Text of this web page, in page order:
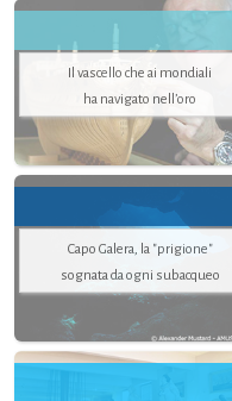
Il vascello che ai mondiali
ha navigato nell’oro
Capo Galera, la "prigione"
sognata da ogni subacqueo